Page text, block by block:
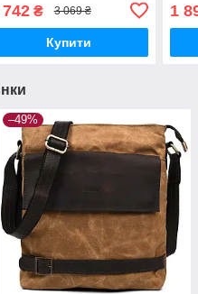
₴ 3 069 ₴
Купити
1
–49%